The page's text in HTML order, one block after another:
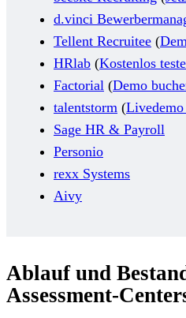
d.vinci
Tellent Recruitee (
HRlab (Kostenlos
Factorial (Demo
talentstorm (Livedemo
Sage HR & Payroll
Personio
rexx Systems
Aivy
Ablauf und
Assessment-